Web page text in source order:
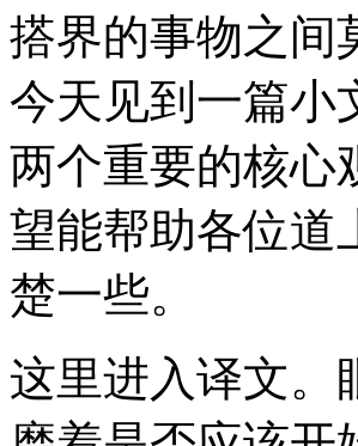
搭界的事物之间
今天见到一篇小
两个重要的核心
望能帮助各位道
楚一些。
这里进入译文。